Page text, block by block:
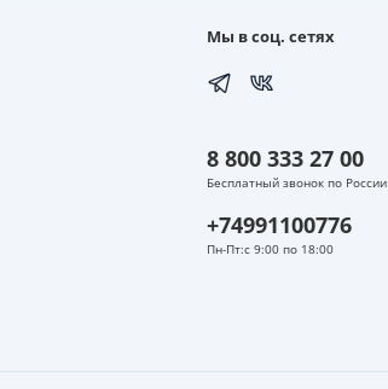
Мы в соц. сетях
8 800 333 27 00
Бесплатный звонок по России
+74991100776
Пн-Пт:с 9:00 по 18:00